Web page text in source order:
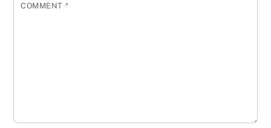
COMMENT *